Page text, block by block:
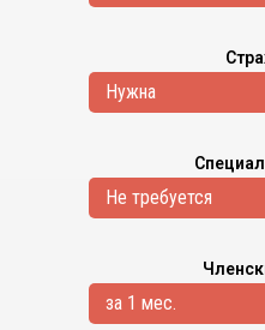
Нужна
Не требуется
за 1 мес.